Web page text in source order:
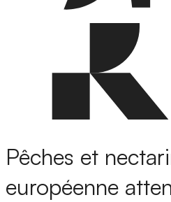
Pêches et
européenne